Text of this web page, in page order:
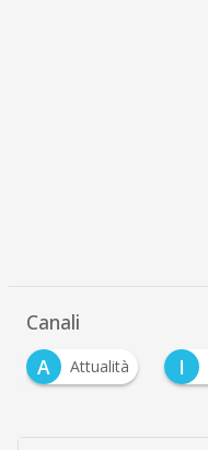
Canali
A
Attualità I